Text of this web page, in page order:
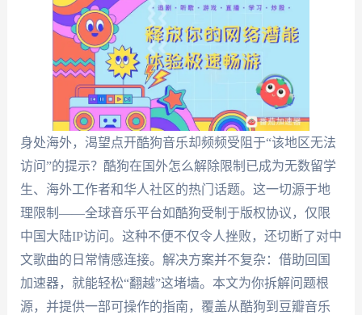
身处海外，渴望点开酷狗音乐却频频受阻于“该地区无法
访问”的提示？酷狗在国外怎么解除限制已成为无数留学
生、海外工作者和华人社区的热门话题。这一切源于地
理限制——全球音乐平台如酷狗受制于版权协议，仅限
中国大陆IP访问。这种不便不仅令人挫败，还切断了对中
文歌曲的日常情感连接。解决方案并不复杂：借助回国
加速器，就能轻松“翻越”这堵墙。本文为你拆解问题根
源，并提供一部可操作的指南，覆盖从酷狗到豆瓣音乐